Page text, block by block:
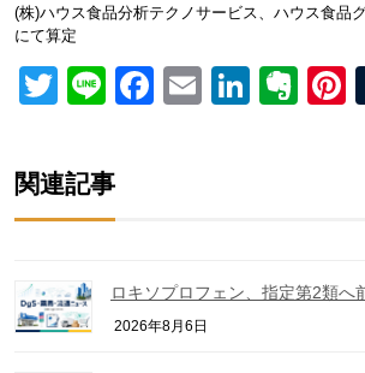
(株)ハウス食品分析テクノサービス、ハウス食品
にて算定
Twitter
LineFacebook
Email
関連記事
ロキソプロフェン、指定第2類へ
2026年8月6日